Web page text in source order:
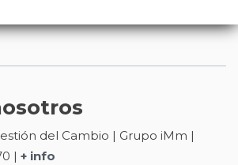
del Cambio | Grupo iMm |
| + info